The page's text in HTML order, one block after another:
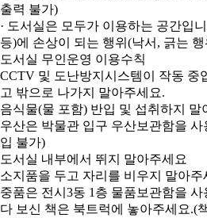
출력 불가)
· 도서실은 모두가 이용하는 공간입
등)에 손상이 되는 행위(낙서, 긁는
도서실 무인운영 이용수칙
CCTV 및 도난방지시스템이 작동 중
고 밖으로 나가지 말아주세요.
음식물(물 포함) 반입 및 섭취하지 말
우산은 박물관 입구 우산보관함을
입 불가)
도서실 내부에서 뛰지 말아주세요
소지품을 두고 자리를 비우지 말아주
중품은 전시3동 1층 물품보관함을
다 보신 책은 북트럭에 놓아주세요.(